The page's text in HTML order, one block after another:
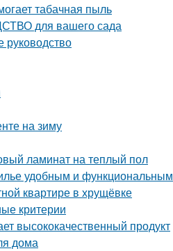
табачная пыль
для вашего сада
на зиму
ламинат на теплый пол
удобным и функциональным
квартире в хрущёвке
критерии
высококачественный продукт
дома